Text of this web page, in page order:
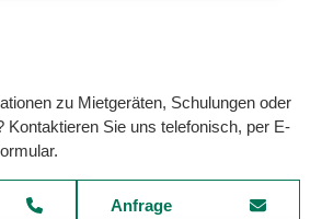
zu Mietgeräten, Schulungen oder
Kontaktieren Sie uns telefonisch, per E-
Anfrage